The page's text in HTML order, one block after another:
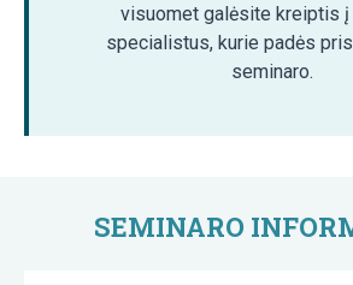
visuomet galėsite kreiptis
specialistus, kurie padės
seminaro.
SEMINARO